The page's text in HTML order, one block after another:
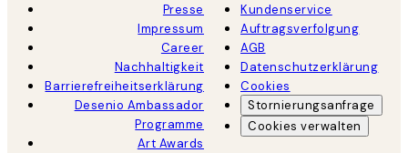
Presse
Impressum
Career
Nachhaltigkeit
Barrierefreiheitserklärung
Desenio Ambassador
Programme
Art Awards
Kundenservice
Auftragsverfolgung
AGB
Datenschutzerklärung
Cookies
Stornierungsanfrage
Cookies verwalten